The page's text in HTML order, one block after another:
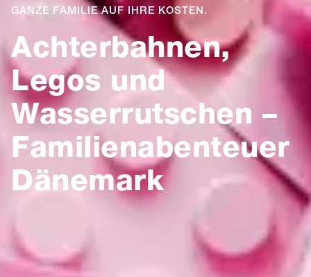
Achterbahnen,
Legos und
Wasserrutschen –
Familienabenteuer
Dänemark
GANZE FAMILIE AUF IHRE KOSTEN.